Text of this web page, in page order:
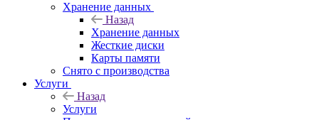
Хранение данных
Назад
Хранение данных
Жесткие диски
Карты памяти
Снято с производства
Услуги
Назад
Услуги